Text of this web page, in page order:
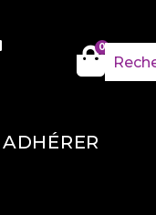
0
ADHÉRER